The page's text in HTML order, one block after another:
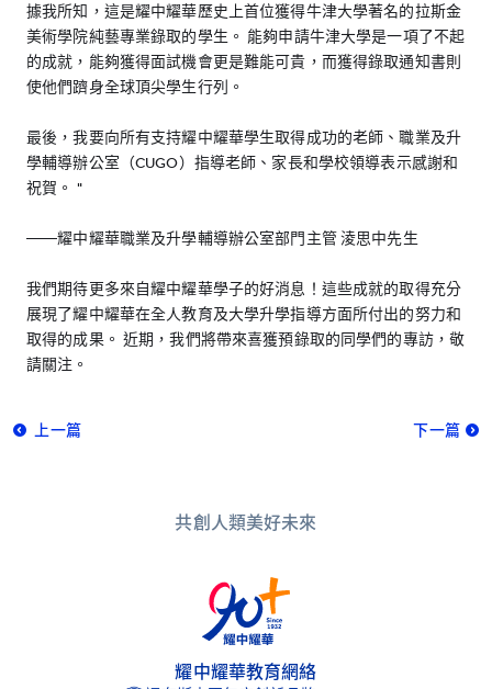
據我所知，這是耀中耀華歷史上首位獲得牛津大學著名的拉斯金
美術學院純藝專業錄取的學生。 能夠申請牛津大學是一項了不起
的成就，能夠獲得面試機會更是難能可貴，而獲得錄取通知書則
使他們躋身全球頂尖學生行列。
最後，我要向所有支持耀中耀華學生取得成功的老師、職業及升
學輔導辦公室（CUGO）指導老師、家長和學校領導表示感謝和
祝賀。 "
——耀中耀華職業及升學輔導辦公室部門主管 淩思中先生
我們期待更多來自耀中耀華學子的好消息！這些成就的取得充分
展現了耀中耀華在全人教育及大學升學指導方面所付出的努力和
取得的成果。 近期，我們將帶來喜獲預錄取的同學們的專訪，敬
請關注。
上一篇 下一篇
共創人類美好未來
耀中耀華教育網絡